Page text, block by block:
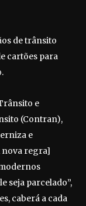
de trânsito
cartões para
e
(Contran),
e
nova regra]
seja parcelado”,
caberá a cada